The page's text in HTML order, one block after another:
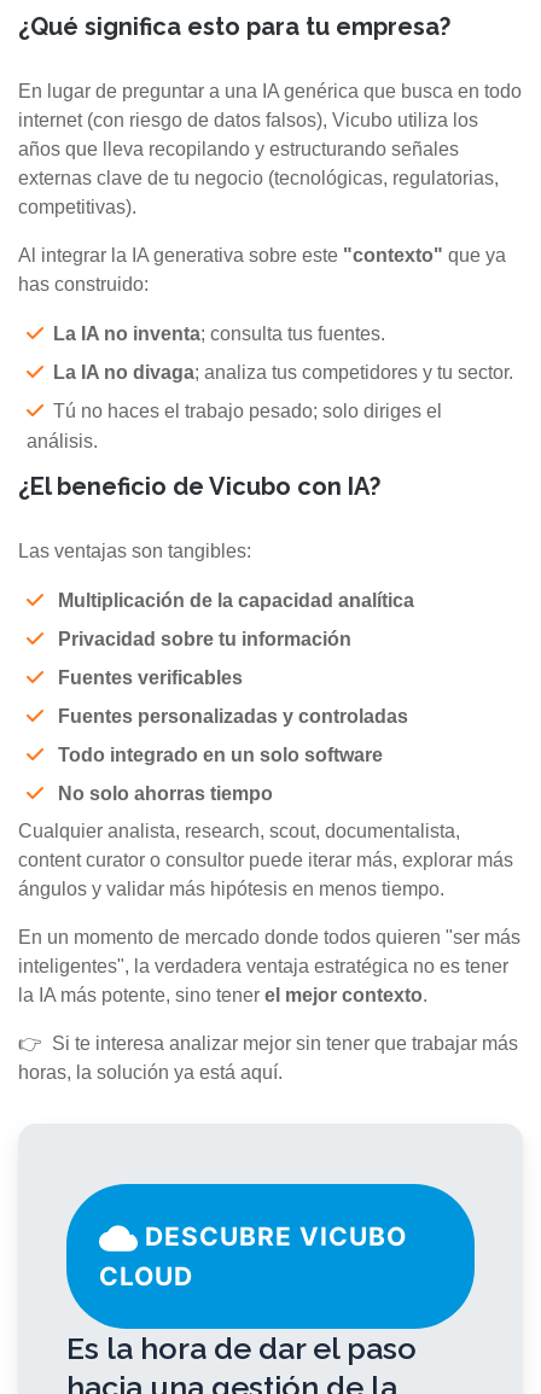
¿Qué significa esto para tu empresa?
En lugar de preguntar a una IA genérica que busca en todo
internet (con riesgo de datos falsos), Vicubo utiliza los
años que lleva recopilando y estructurando señales
externas clave de tu negocio (tecnológicas, regulatorias,
competitivas).
Al integrar la IA generativa sobre este "contexto" que ya
has construido:
La IA no inventa; consulta tus fuentes.
La IA no divaga; analiza tus competidores y tu sector.
Tú no haces el trabajo pesado; solo diriges el
análisis.
¿El beneficio de Vicubo con IA?
Las ventajas son tangibles:
Multiplicación de la capacidad analítica
Privacidad sobre tu información
Fuentes verificables
Fuentes personalizadas y controladas
Todo integrado en un solo software
No solo ahorras tiempo
Cualquier analista, research, scout, documentalista,
content curator o consultor puede iterar más, explorar más
ángulos y validar más hipótesis en menos tiempo.
En un momento de mercado donde todos quieren "ser más
inteligentes", la verdadera ventaja estratégica no es tener
la IA más potente, sino tener el mejor contexto.
👉 Si te interesa analizar mejor sin tener que trabajar más
horas, la solución ya está aquí.
DESCUBRE VICUBO
CLOUD
Es la hora de dar el paso